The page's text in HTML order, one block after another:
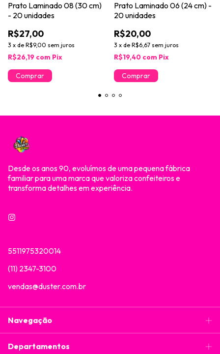
Prato Laminado 08 (30 cm)
- 20 unidades
R$27,00
3 x de R$9,00 sem juros
R$26,19 com Pix
Prato Laminado 06 (24 cm) -
20 unidades
R$20,00
3 x de R$6,67 sem juros
R$19,40 com Pix
Desde os anos 90, evoluímos de uma pequena fábrica
familiar para uma marca que valoriza confeiteiros e
transforma detalhes em experiência.
5511975320014
(11) 2347-3100
vendas@duster.com.br
Navegação
Departamentos